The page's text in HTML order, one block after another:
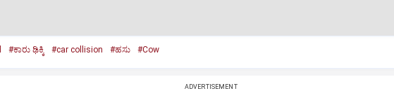
#ಕಾರು ಢಿಕ್ಕಿ #car collision #ಹಸು #Cow
ADVERTISEMENT